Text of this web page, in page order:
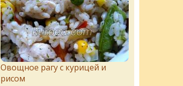
Овощное рагу с курицей и
рисом